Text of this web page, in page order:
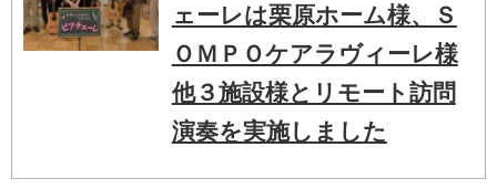
ェーレは栗原ホーム様、Ｓ
ＯＭＰＯケアラヴィーレ様
他３施設様とリモート訪問
演奏を実施しました